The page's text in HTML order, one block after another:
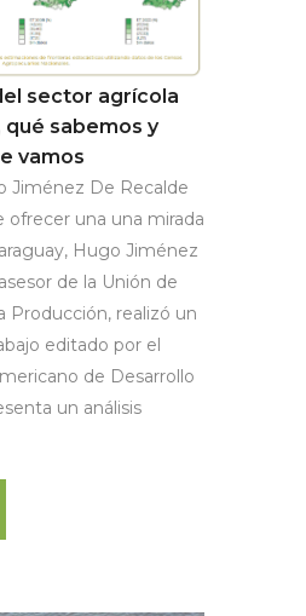
sector agrícola
qué sabemos y
vamos
Jiménez De Recalde
ofrecer una una mirada
Hugo Jiménez
de la Unión de
Producción, realizó un
editado por el
de Desarrollo
un análisis